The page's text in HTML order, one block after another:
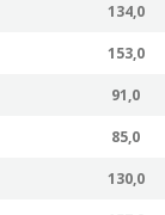
134,0
153,0
91,0
85,0
130,0